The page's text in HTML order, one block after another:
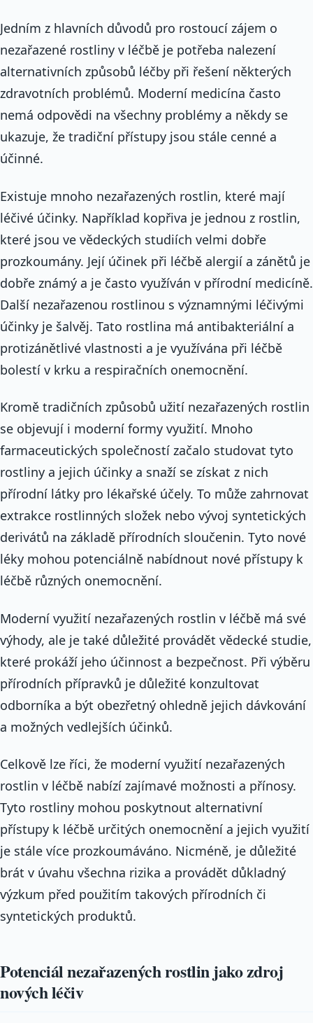
Jedním z hlavních důvodů pro rostoucí zájem o
nezařazené rostliny v léčbě je potřeba nalezení
alternativních způsobů léčby při řešení některých
zdravotních problémů. Moderní medicína často
nemá odpovědi na všechny problémy a někdy se
ukazuje, že tradiční přístupy jsou stále cenné a
účinné.
Existuje mnoho nezařazených rostlin, které mají
léčivé účinky. Například kopřiva je jednou z rostlin,
které jsou ve vědeckých studiích velmi dobře
prozkoumány. Její účinek při léčbě alergií a zánětů je
dobře známý a je často využíván v přírodní medicíně.
Další nezařazenou rostlinou s významnými léčivými
účinky je šalvěj. Tato rostlina má antibakteriální a
protizánětlivé vlastnosti a je využívána při léčbě
bolestí v krku a respiračních onemocnění.
Kromě tradičních způsobů užití nezařazených rostlin
se objevují i moderní formy využití. Mnoho
farmaceutických společností začalo studovat tyto
rostliny a jejich účinky a snaží se získat z nich
přírodní látky pro lékařské účely. To může zahrnovat
extrakce rostlinných složek nebo vývoj syntetických
derivátů na základě přírodních sloučenin. Tyto nové
léky mohou potenciálně nabídnout nové přístupy k
léčbě různých onemocnění.
Moderní využití nezařazených rostlin v léčbě má své
výhody, ale je také důležité provádět vědecké studie,
které prokáží jeho účinnost a bezpečnost. Při výběru
přírodních přípravků je důležité konzultovat
odborníka a být obezřetný ohledně jejich dávkování
a možných vedlejších účinků.
Celkově lze říci, že moderní využití nezařazených
rostlin v léčbě nabízí zajímavé možnosti a přínosy.
Tyto rostliny mohou poskytnout alternativní
přístupy k léčbě určitých onemocnění a jejich využití
je stále více prozkoumáváno. Nicméně, je důležité
brát v úvahu všechna rizika a provádět důkladný
výzkum před použitím takových přírodních či
syntetických produktů.
Potenciál nezařazených rostlin jako zdroj
nových léčiv